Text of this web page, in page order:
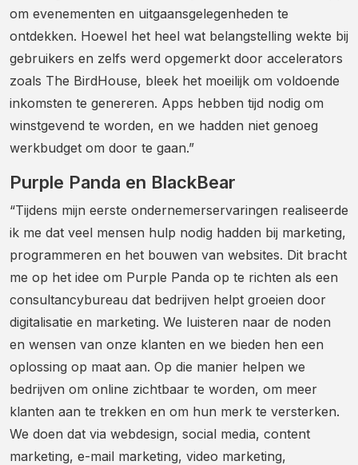
om evenementen en uitgaansgelegenheden te
ontdekken. Hoewel het heel wat belangstelling wekte bij
gebruikers en zelfs werd opgemerkt door accelerators
zoals The BirdHouse, bleek het moeilijk om voldoende
inkomsten te genereren. Apps hebben tijd nodig om
winstgevend te worden, en we hadden niet genoeg
werkbudget om door te gaan.”
Purple Panda en BlackBear
“Tijdens mijn eerste ondernemerservaringen realiseerde
ik me dat veel mensen hulp nodig hadden bij marketing,
programmeren en het bouwen van websites. Dit bracht
me op het idee om Purple Panda op te richten als een
consultancybureau dat bedrijven helpt groeien door
digitalisatie en marketing. We luisteren naar de noden
en wensen van onze klanten en we bieden hen een
oplossing op maat aan. Op die manier helpen we
bedrijven om online zichtbaar te worden, om meer
klanten aan te trekken en om hun merk te versterken.
We doen dat via webdesign, social media, content
marketing, e-mail marketing, video marketing,